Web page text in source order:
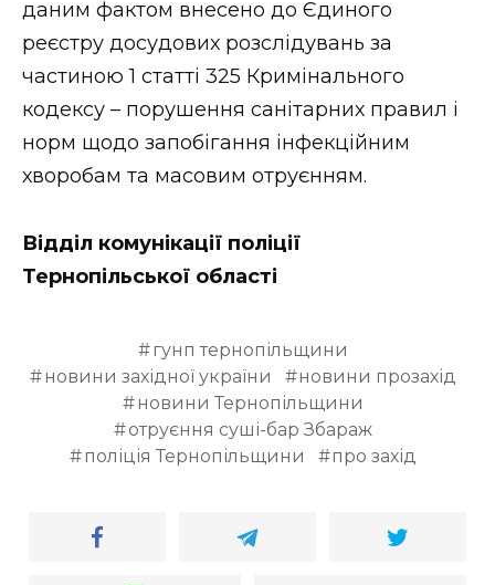
даним фактом внесено до Єдиного
реєстру досудових розслідувань за
частиною 1 статті 325 Кримінального
кодексу – порушення санітарних правил і
норм щодо запобігання інфекційним
хворобам та масовим отруєнням.
Відділ комунікації поліції
Тернопільської області
гунп тернопільщини
новини західної україни
новини прозахід
новини Тернопільщини
отруєння суші-бар Збараж
поліція Тернопільщини
про захід